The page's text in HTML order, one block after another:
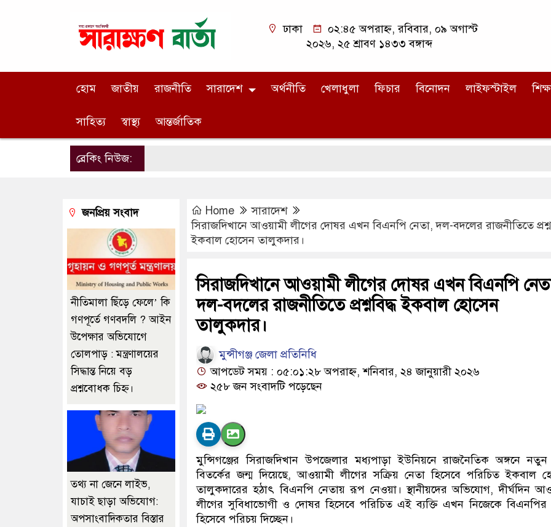
ঢাকা
০২:৪৫ অপরাহ্ন, রবিবার, ০৯ অগাস্ট
২০২৬, ২৫ শ্রাবণ ১৪৩৩ বঙ্গাব্দ
হোম জাতীয় রাজনীতি সারাদেশ অর্থনীতি খেলাধুলা ফিচার বিনোদন লাইফস্টাইল
সাহিত্য স্বাস্থ্য আন্তর্জাতিক
ব্রেকিং নিউজ:
Home
সারাদেশ
সিরাজদিখানে আওয়ামী লীগের দোষর এখন বিএনপি নেতা, দল-বদলের রাজনীতিতে
ইকবাল হোসেন তালুকদার।
সিরাজদিখানে আওয়ামী লীগের দোষর এখন বিএনপি
দল-বদলের রাজনীতিতে প্রশ্নবিদ্ধ ইকবাল হোসেন
তালুকদার।
মুন্সীগঞ্জ জেলা প্রতিনিধি
আপডেট সময় : ০৫:০১:২৮ অপরাহ্ন, শনিবার, ২৪ জানুয়ারী ২০২৬
২৫৮ জন সংবাদটি পড়েছেন
মুন্সিগঞ্জের সিরাজদিখান উপজেলার মধ্যপাড়া ইউনিয়নে রাজনৈতিক অঙ্গনে
বিতর্কের জন্ম দিয়েছে, আওয়ামী লীগের সক্রিয় নেতা হিসেবে পরিচিত ইকবাল
তালুকদারের হঠাৎ বিএনপি নেতায় রূপ নেওয়া। স্থানীয়দের অভিযোগ, দীর্ঘদিন
লীগের সুবিধাভোগী ও দোষর হিসেবে পরিচিত এই ব্যক্তি এখন নিজেকে বিএনপির
হিসেবে পরিচয় দিচ্ছেন।
জনপ্রিয় সংবাদ
নীতিমালা ছিঁড়ে ফেলে’ কি
গণপূর্তে গণবদলি ? আইন
উপেক্ষার অভিযোগে
তোলপাড় : মন্ত্রণালয়ের
সিদ্ধান্ত নিয়ে বড়
প্রশ্নবোধক চিহ্ন।
তথ্য না জেনে লাইভ,
যাচাই ছাড়া অভিযোগ:
অপসাংবাদিকতার বিস্তার